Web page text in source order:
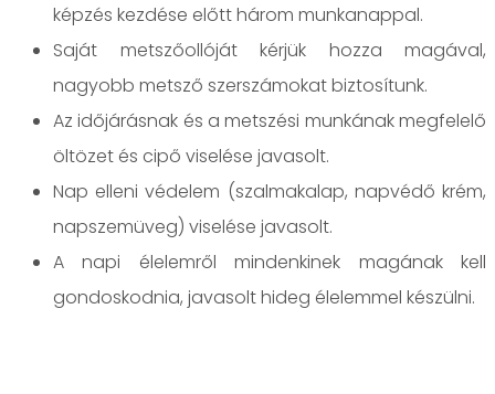
képzés kezdése előtt három munkanappal.
Saját metszőollóját kérjük hozza magával,
nagyobb metsző szerszámokat biztosítunk.
Az időjárásnak és a metszési munkának megfelelő
öltözet és cipő viselése javasolt.
Nap elleni védelem (szalmakalap, napvédő krém,
napszemüveg) viselése javasolt.
A napi élelemről mindenkinek magának kell
gondoskodnia, javasolt hideg élelemmel készülni.